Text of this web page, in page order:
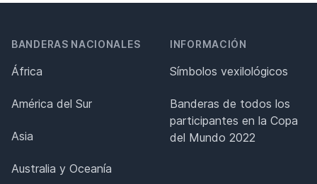
BANDERAS NACIONALES
África
América del Sur
Asia
Australia y Oceanía
INFORMACIÓN
Símbolos vexilológicos
Banderas de todos los
participantes en la Copa
del Mundo 2022